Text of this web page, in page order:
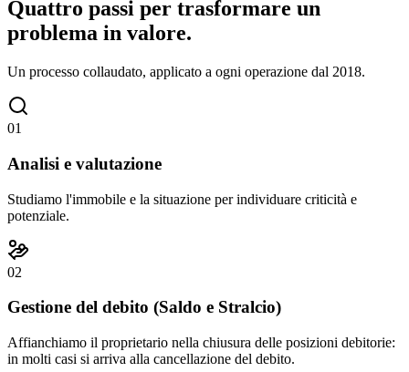
Quattro passi per trasformare un
problema in valore.
Un processo collaudato, applicato a ogni operazione dal 2018.
01
Analisi e valutazione
Studiamo l'immobile e la situazione per individuare criticità e
potenziale.
02
Gestione del debito (Saldo e Stralcio)
Affianchiamo il proprietario nella chiusura delle posizioni debitorie:
in molti casi si arriva alla cancellazione del debito.